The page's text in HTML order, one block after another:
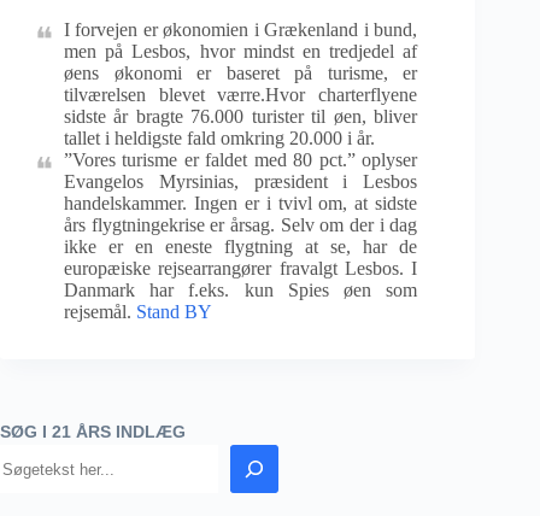
I forvejen er økonomien i Grækenland i bund,
men på Lesbos, hvor mindst en tredjedel af
øens økonomi er baseret på turisme, er
tilværelsen blevet værre.Hvor charterflyene
sidste år bragte 76.000 turister til øen, bliver
tallet i heldigste fald omkring 20.000 i år.
”Vores turisme er faldet med 80 pct.” oplyser
Evangelos Myrsinias, præsident i Lesbos
handelskammer. Ingen er i tvivl om, at sidste
års flygtningekrise er årsag. Selv om der i dag
ikke er en eneste flygtning at se, har de
europæiske rejsearrangører fravalgt Lesbos. I
Danmark har f.eks. kun Spies øen som
rejsemål. Stand BY
SØG I 21 ÅRS INDLÆG